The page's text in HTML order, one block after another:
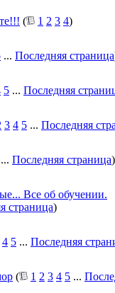
( 1 2 3 4)
... Последняя страница
5 ... Последняя
3 4 5 ... Последняя
... Последняя страница)
Все об обучении.
страница)
4 5 ... Последняя
( 1 2 3 4 5 ...